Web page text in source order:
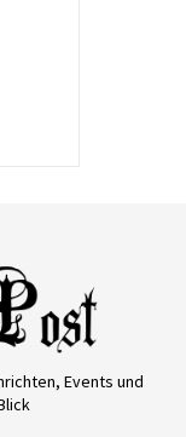
Events und